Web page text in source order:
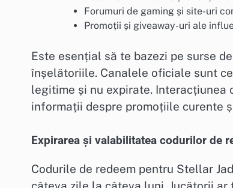
Forumuri de gaming și site-uri
Promoții și giveaway-uri ale
Este esențial să te bazezi pe surse
înșelătoriile. Canalele oficiale sunt
legitime și nu expirate. Interacțiunea
informații despre promoțiile curente
Expirarea și valabilitatea codurilor de
Codurile de redeem pentru Stellar